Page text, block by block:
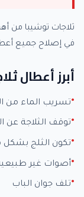
ثلاجات توشيبا من
في إصلاح جميع
أبرز أعطال
تسريب الماء من
توقف الثلاجة عن
تكون الثلج
أصوات غير
تلف جوان الباب